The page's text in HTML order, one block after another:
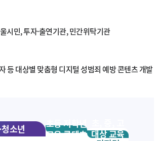
시민, 투자·출연기관, 민간위탁기관
등 대상별 맞춤형 디지털 성범죄 예방 콘텐츠 개발
소년
초등 저학년
교육 콘텐츠 대상 교육